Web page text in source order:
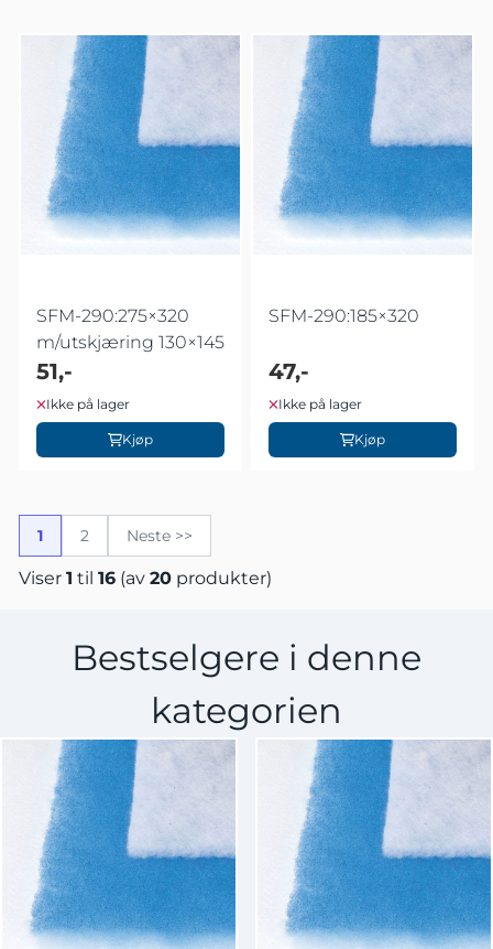
SFM-290:275×320
m/utskjæring 130×145
51,-
Ikke på lager
Kjøp
SFM-290:185×320
47,-
Ikke på lager
Kjøp
1 2 Neste >>
Viser 1 til 16(av 20produkter)
Bestselgere i denne
kategorien